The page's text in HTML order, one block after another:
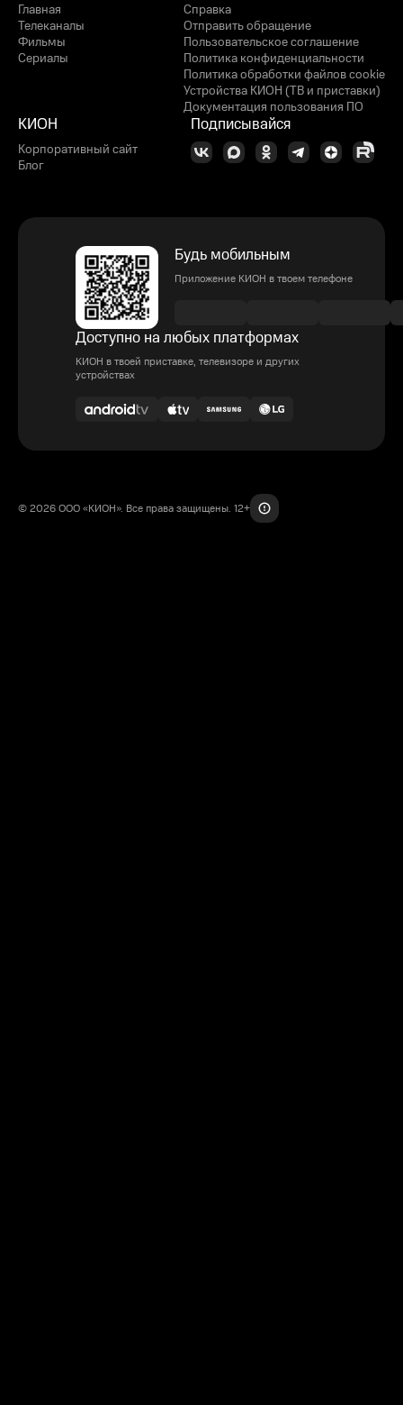
Главная
Телеканалы
Фильмы
Сериалы
Справка
Отправить обращение
Пользовательское соглашение
Политика конфиденциальности
Политика обработки файлов cookie
Устройства КИОН (ТВ и приставки)
Документация пользования ПО
КИОН
Корпоративный сайт
Блог
Подписывайся
Будь мобильным
Приложение КИОН в твоем телефоне
Доступно на любых платформах
КИОН в твоей приставке, телевизоре и других
устройствах
© 2026 ООО «КИОН». Все права защищены. 12+